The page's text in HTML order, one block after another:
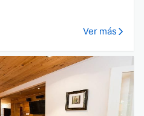
Ver más